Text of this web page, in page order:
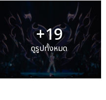
+19
ดูรูปทั้งหมด